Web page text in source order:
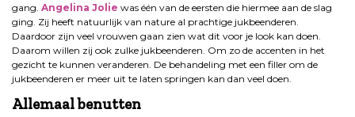
gang. Angelina Jolie was één van de eersten die hiermee aan de slag
ging. Zij heeft natuurlijk van nature al prachtige jukbeenderen.
Daardoor zijn veel vrouwen gaan zien wat dit voor je look kan doen.
Daarom willen zij ook zulke jukbeenderen. Om zo de accenten in het
gezicht te kunnen veranderen. De behandeling met een filler om de
jukbeenderen er meer uit te laten springen kan dan veel doen.
Allemaal benutten